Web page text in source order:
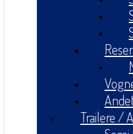
Trailere /